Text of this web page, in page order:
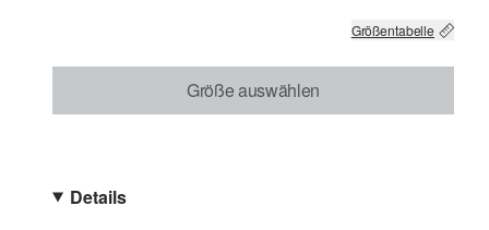
Größentabelle
Größe auswählen
Details